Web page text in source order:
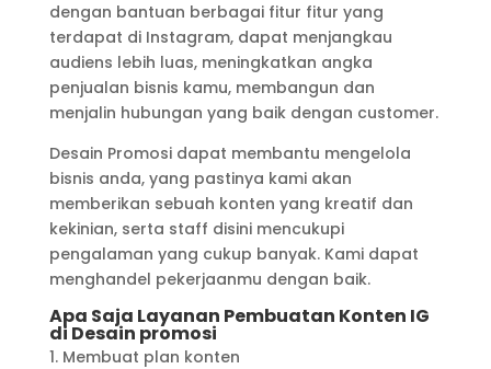
dengan bantuan berbagai fitur fitur yang
terdapat di Instagram, dapat menjangkau
audiens lebih luas, meningkatkan angka
penjualan bisnis kamu, membangun dan
menjalin hubungan yang baik dengan customer.
Desain Promosi dapat membantu mengelola
bisnis anda, yang pastinya kami akan
memberikan sebuah konten yang kreatif dan
kekinian, serta staff disini mencukupi
pengalaman yang cukup banyak. Kami dapat
menghandel pekerjaanmu dengan baik.
Apa Saja Layanan Pembuatan Konten IG
di Desain promosi
Membuat plan konten